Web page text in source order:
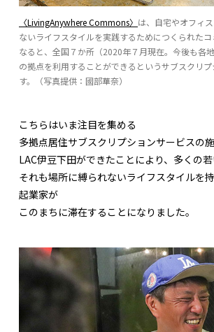
〈LivingAnywhere Commons〉 は、自宅やオフィ
ないライフスタイルを実践するためにつくられた
なると、全国７か所（2020年７月現在。今後も各
の拠点を利用することができるというサブスクリ
す。（写真提供：國部華奈）
こちらはいま注目を集める
多拠点居住サブスクリプションサービスの施
LAC伊豆下田ができたことにより、多くの若
それも場所に縛られないライフスタイルを
起業家が
このまちに滞在することになりました。